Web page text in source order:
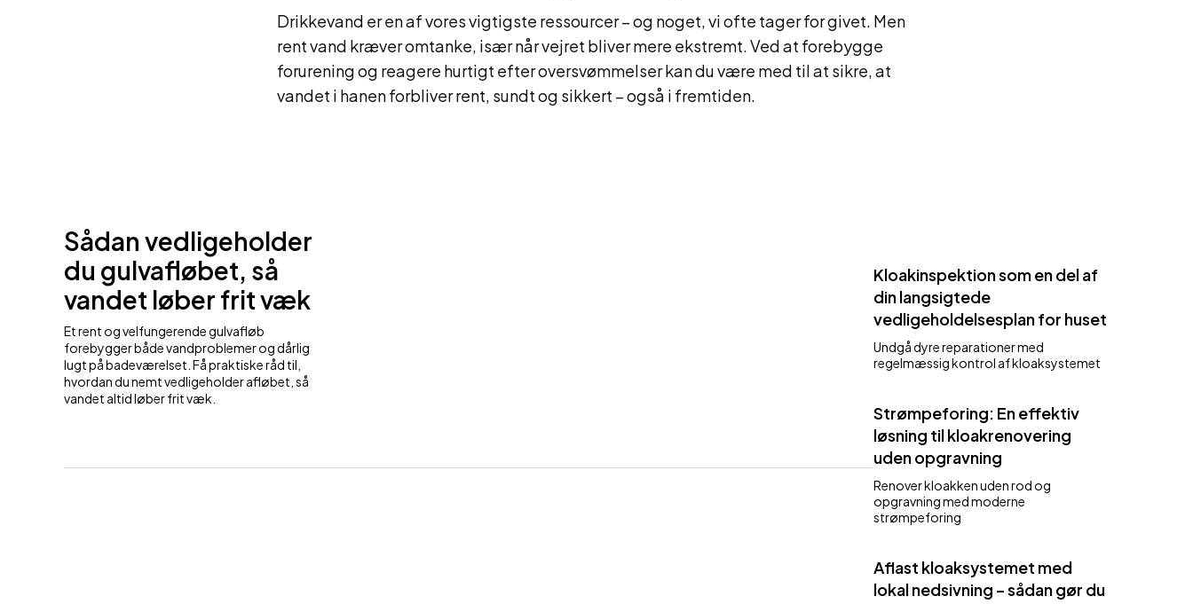
Drikkevand er en af vores vigtigste ressourcer – og noget, vi ofte tager for givet. Men
rent vand kræver omtanke, især når vejret bliver mere ekstremt. Ved at forebygge
forurening og reagere hurtigt efter oversvømmelser kan du være med til at sikre, at
vandet i hanen forbliver rent, sundt og sikkert – også i fremtiden.
Sådan vedligeholder
du gulvafløbet, så
vandet løber frit væk
Et rent og velfungerende gulvafløb
forebygger både vandproblemer og dårlig
lugt på badeværelset. Få praktiske råd til,
hvordan du nemt vedligeholder afløbet, så
vandet altid løber frit væk.
Kloakinspektion som en del af
din langsigtede
vedligeholdelsesplan for huset
Undgå dyre reparationer med
regelmæssig kontrol af kloaksystemet
Strømpeforing: En effektiv
løsning til kloakrenovering
uden opgravning
Renover kloakken uden rod og
opgravning med moderne
strømpeforing
Aflast kloaksystemet med
lokal nedsivning – sådan gør du